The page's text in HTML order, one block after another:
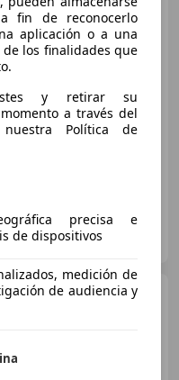
143 kW (194 CV)
Benz C 220d
fin de reconocerlo
aplicación o a una
los finalidades que
y retirar su
a través del
Política de
precisa e
de dispositivos
medición de
de audiencia y